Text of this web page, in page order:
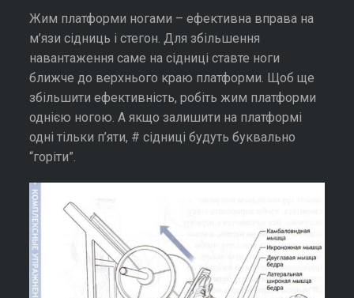
Жим платформи ногами – ефективна вправа на
м’язи сідниць і стегон. Для збільшення
навантаження саме на сідниці ставте ноги
ближче до верхнього краю платформи. Щоб ще
збільшити ефективність, робіть жим платформи
однією ногою. А якщо залишити на платформі
одні тільки п’яти, # сідниці будуть буквально
“горіти”.